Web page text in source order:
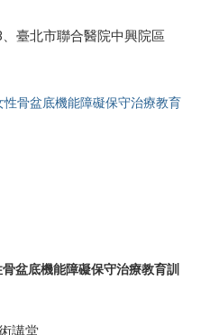
臺北市聯合醫院中興院區
盆底機能障礙保守治療教育訓
講堂